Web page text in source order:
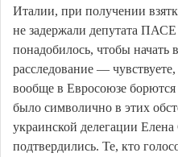
Италии, при получении
не задержали депутата
понадобилось, чтобы начать
расследование —
вообще в Евросоюзе
было символично в этих
украинской делегации
подтвердились. Те, кто